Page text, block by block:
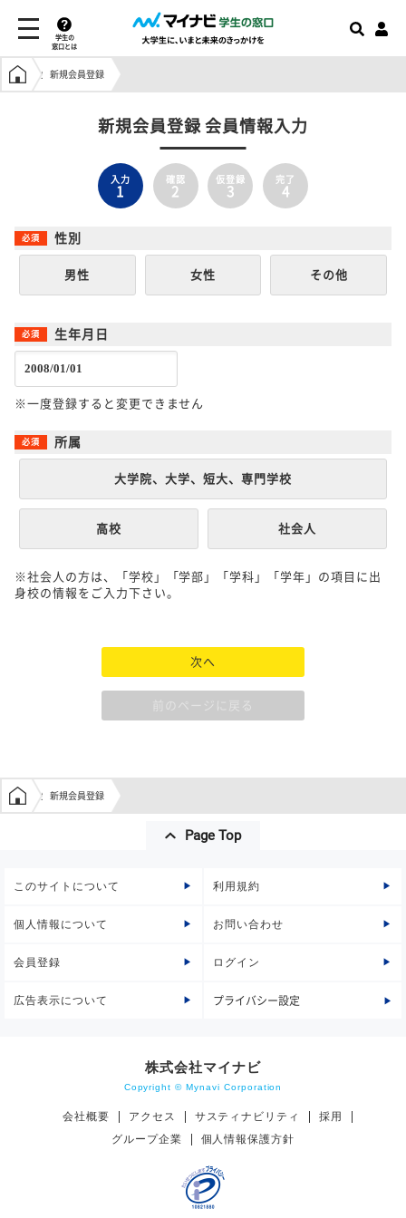
学生の
窓口とは
学生の窓口トップ
新規会員登録
新規会員登録 会員情報入力
入力
1
確認
2
仮登録
3
完了
4
性別
男性 女性 その他
生年月日
※一度登録すると変更できません
所属
大学院、大学、短大、専門学校
高校 社会人
※社会人の方は、「学校」「学部」「学科」「学年」の項目に出
身校の情報をご入力下さい。
次へ
前のページに戻る
学生の窓口トップ
新規会員登録
Page Top
このサイトについて 利用規約
個人情報について お問い合わせ
会員登録 ログイン
広告表示について プライバシー設定
株式会社マイナビ
Copyright © Mynavi Corporation
会社概要 アクセス サスティナビリティ
採用
グループ企業
個人情報保護方針